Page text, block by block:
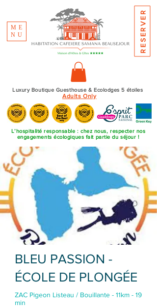
ME
NU
Luxury Boutique Guesthouse & Ecolodges 5 étoiles
Adults Only
RESERVER
L’hospitalité responsable : chez nous, respecter nos
engagements écologiques fait partie du séjour !
BLEU PASSION -
ÉCOLE DE PLONGÉE
ZAC Pigeon Listeau / Bouillante - 11km - 19
min